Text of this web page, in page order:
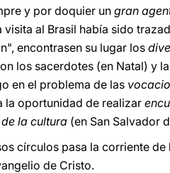
y por doquier un gran
visita al Brasil había sido
encontrasen su lugar los
los sacerdotes (en Natal) y
en el problema de las
la oportunidad de realizar
la cultura (en San Salvador
círculos pasa la corriente
de Cristo.